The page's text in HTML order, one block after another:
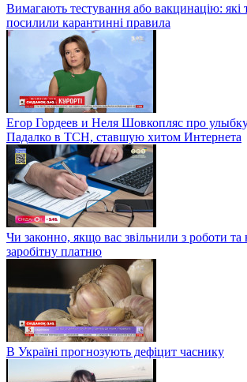
Вимагають тестування або вакцинацію: які
посилили карантинні правила
Егор Гордеев и Неля Шовкопляс про
Падалко в ТСН, ставшую хитом Интернета
Чи законно, якщо вас звільнили з роботи та
заробітну платню
В Україні прогнозують дефіцит часнику